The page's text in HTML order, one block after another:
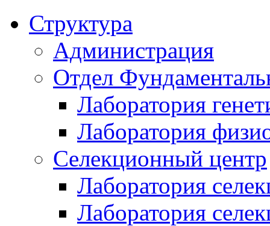
Структура
Администрация
Отдел
Лаборатория
Лаборатория
Селекционный центр
Лаборатория
Лаборатория